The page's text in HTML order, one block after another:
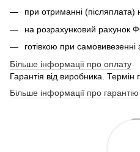
при отриманні (післяплата)
на розрахунковий рахунок
готівкою при самовивезенні
Більше інформації про оплату
Гарантія від виробника. Термін
Більше інформації про гарантію